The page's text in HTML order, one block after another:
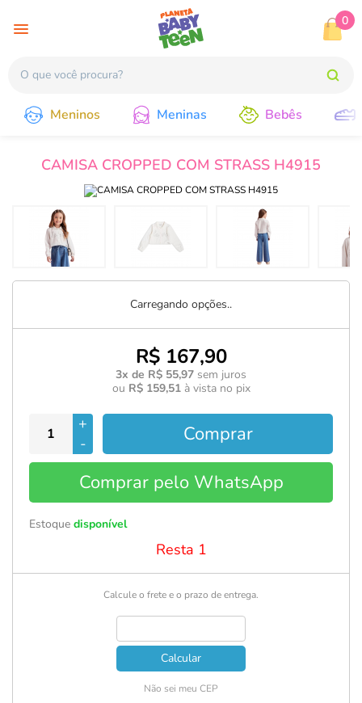
0
Meninos Meninas Bebês
CAMISA CROPPED COM STRASS H4915
Carregando opções..
R$ 167,90
3x de R$ 55,97 sem juros
ou R$ 159,51à vista no pix
+
-
Comprar
Comprar pelo WhatsApp
Estoque disponível
Resta 1
Calcule o frete e o prazo de entrega.
Calcular
Não sei meu CEP